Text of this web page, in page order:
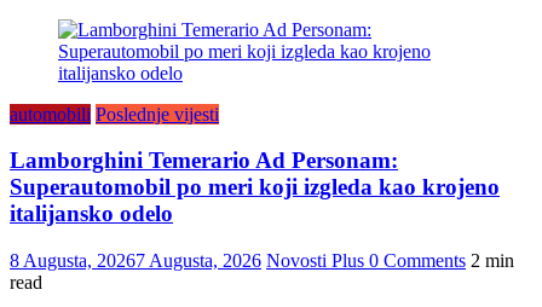
automobili Poslednje vijesti
Lamborghini Temerario Ad Personam:
Superautomobil po meri koji izgleda kao krojeno
italijansko odelo
8 Augusta, 20267 Augusta, 2026 Novosti Plus 0 Comments 2 min
read